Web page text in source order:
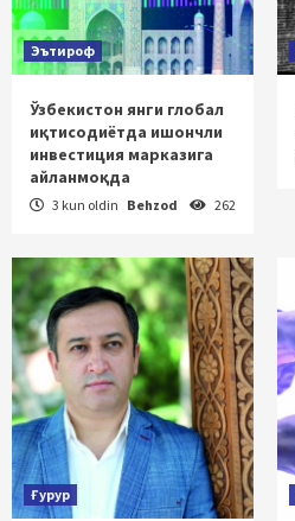
Эътироф
Ўзбекистон янги глобал
иқтисодиётда ишончли
инвестиция марказига
айланмоқда
3 kun oldin Behzod 262
Ғурур